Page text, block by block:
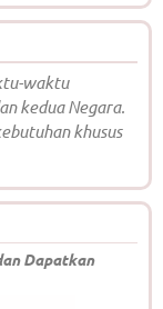
waktu
kedua Negara.
khusus
Dapatkan